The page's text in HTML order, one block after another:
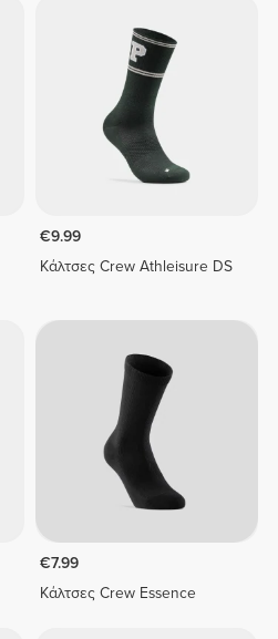
€9.99
Κάλτσες Crew Athleisure DS
€7.99
Κάλτσες Crew Essence